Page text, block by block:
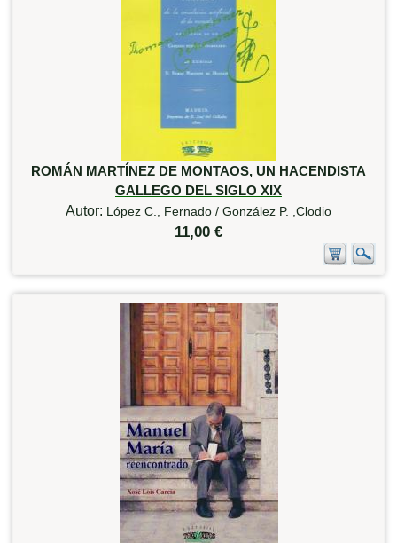
ROMÁN MARTÍNEZ DE MONTAOS, UN HACENDISTA
GALLEGO DEL SIGLO XIX
Autor: López C., Fernado / González P. ,Clodio
11,00 €